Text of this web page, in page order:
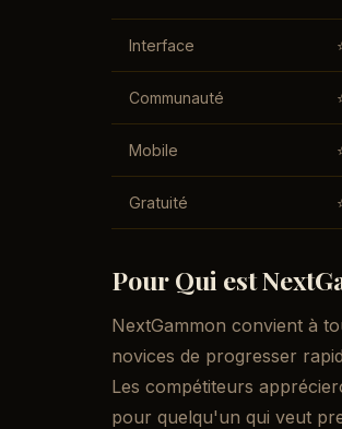
Interface
Communauté
Mobile
Gratuité
Pour Qui est
NextGammon convient à
novices de progresser
Les compétiteurs
pour quelqu'un qui veut